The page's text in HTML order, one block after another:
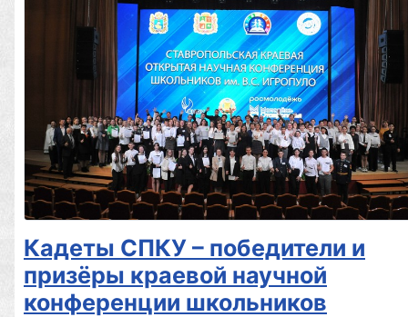
Кадеты СПКУ – победители и
призёры краевой научной
конференции школьников